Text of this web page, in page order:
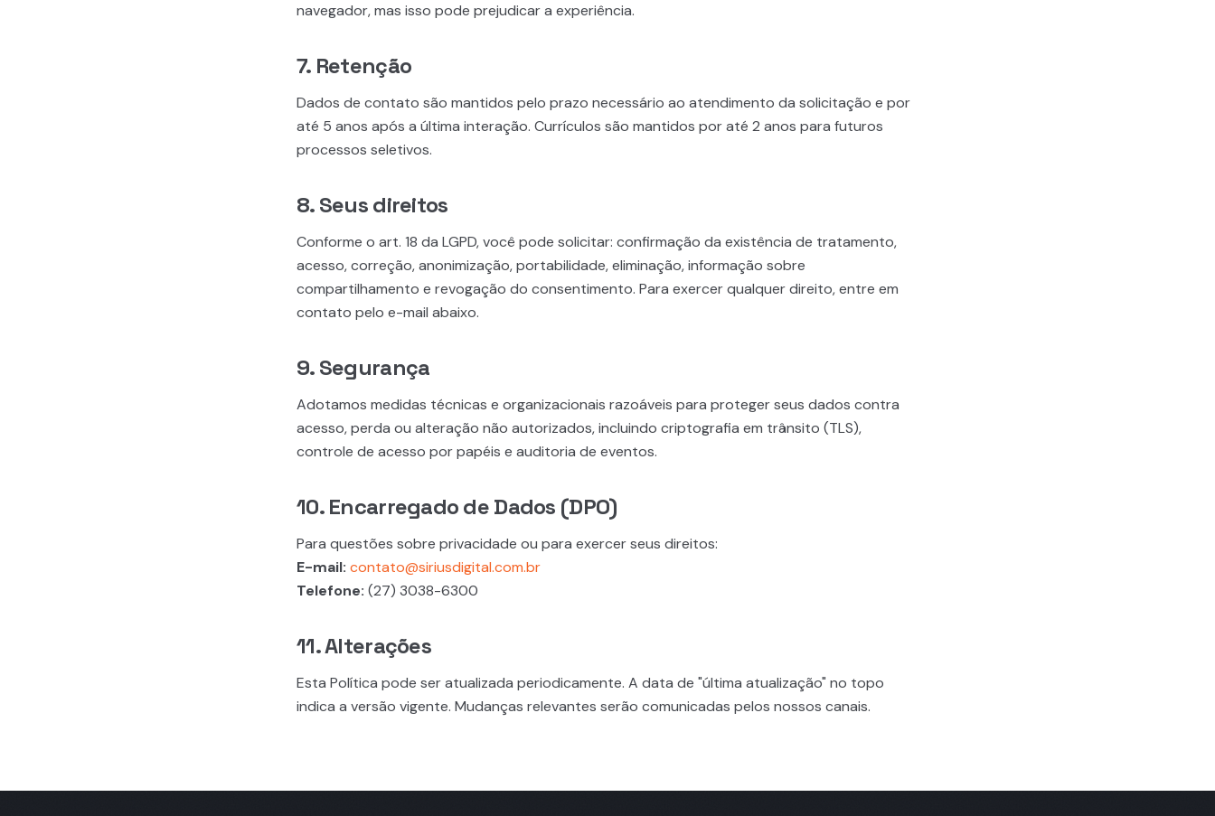
navegador, mas isso pode prejudicar a experiência.
7. Retenção
Dados de contato são mantidos pelo prazo necessário ao atendimento da solicitação e por
até 5 anos após a última interação. Currículos são mantidos por até 2 anos para futuros
processos seletivos.
8. Seus direitos
Conforme o art. 18 da LGPD, você pode solicitar: confirmação da existência de tratamento,
acesso, correção, anonimização, portabilidade, eliminação, informação sobre
compartilhamento e revogação do consentimento. Para exercer qualquer direito, entre em
contato pelo e-mail abaixo.
9. Segurança
Adotamos medidas técnicas e organizacionais razoáveis para proteger seus dados contra
acesso, perda ou alteração não autorizados, incluindo criptografia em trânsito (TLS),
controle de acesso por papéis e auditoria de eventos.
10. Encarregado de Dados (DPO)
Para questões sobre privacidade ou para exercer seus direitos:
E-mail: contato@siriusdigital.com.br
Telefone: (27) 3038-6300
11. Alterações
Esta Política pode ser atualizada periodicamente. A data de "última atualização" no topo
indica a versão vigente. Mudanças relevantes serão comunicadas pelos nossos canais.